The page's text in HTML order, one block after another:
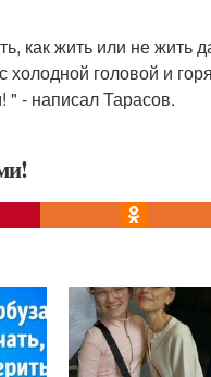
как жить или не
головой и
" - написал Тарасов.